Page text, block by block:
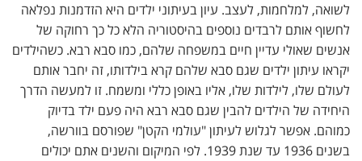
לשואה, למלחמות, לעצב. עיון בעיתוני ילדים היא הזדמנות נפלאה
לחשוף אותם לרבדים נוספים בהיסטוריה הלא כל כך רחוקה של
אנשים שאולי עדיין חיים במשפחה שלהם, כמו סבא רבא. כשהילדים
יקראו עיתון ילדים שגם סבא שלהם קרא בילדותו, זה יחבר אותם
לעולם שלו, לילדות שלו, אליו באופן כללי ומשמח. זו למעשה הדרך
היחידה של הילדים להבין שגם סבא רבא היה פעם ילד בדיוק
כמוהם. אפשר לגלוש לעיתון "עולמי הקטן" שפורסם בוורשה,
בשנים 1936 עד שנת 1939. לפי המיקום והשנים אתם יכולים